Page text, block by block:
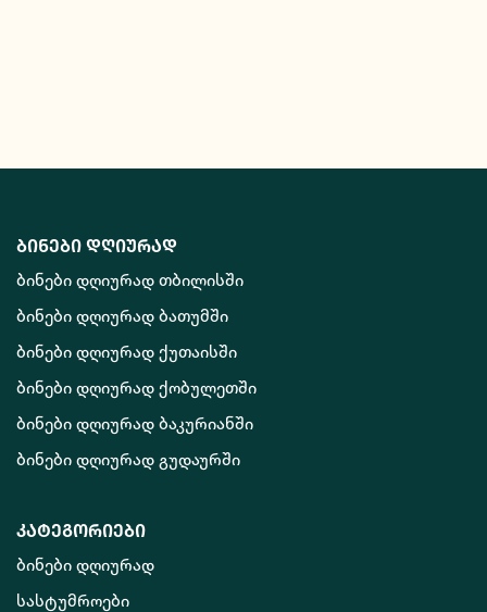
ბინები დღიურად
ბინები დღიურად თბილისში
ბინები დღიურად ბათუმში
ბინები დღიურად ქუთაისში
ბინები დღიურად ქობულეთში
ბინები დღიურად ბაკურიანში
ბინები დღიურად გუდაურში
კატეგორიები
ბინები დღიურად
სასტუმროები